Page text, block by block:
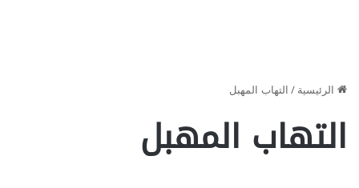
الرئيسية/التهاب المهبل
التهاب المهبل